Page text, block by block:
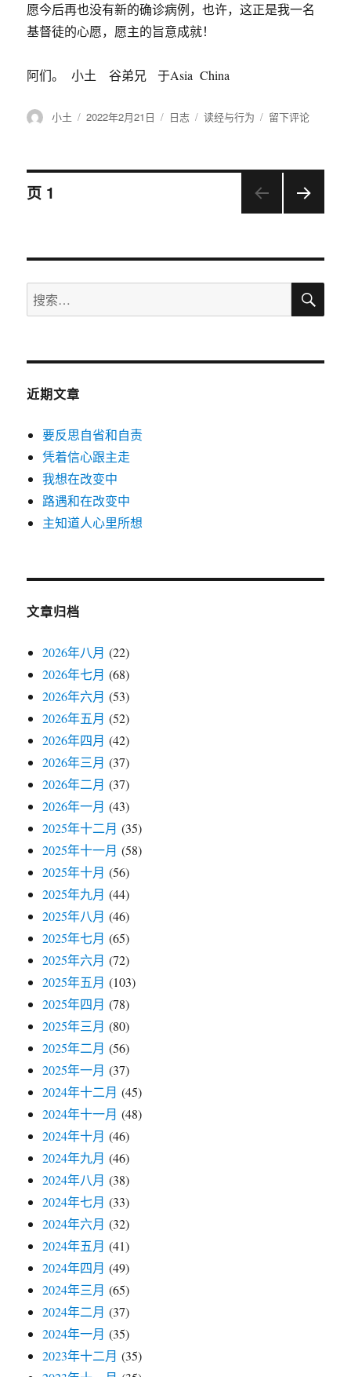
愿今后再也没有新的确诊病例，也许，这正是我一名
基督徒的心愿，愿主的旨意成就！
阿们。 小土 谷弟兄 于Asia China
作
小土
发
2022年2月21日
格
日志
分
读经与行为
于
的
留下评论
文
导
航
页 1
搜
索：
搜
近期文章
要反思自省和自责
凭着信心跟主走
我想在改变中
路遇和在改变中
主知道人心里所想
文章归档
2026年八月 (22)
2026年七月 (68)
2026年六月 (53)
2026年五月 (52)
2026年四月 (42)
2026年三月 (37)
2026年二月 (37)
2026年一月 (43)
2025年十二月 (35)
2025年十一月 (58)
2025年十月 (56)
2025年九月 (44)
2025年八月 (46)
2025年七月 (65)
2025年六月 (72)
2025年五月 (103)
2025年四月 (78)
2025年三月 (80)
2025年二月 (56)
2025年一月 (37)
2024年十二月 (45)
2024年十一月 (48)
2024年十月 (46)
2024年九月 (46)
2024年八月 (38)
2024年七月 (33)
2024年六月 (32)
2024年五月 (41)
2024年四月 (49)
2024年三月 (65)
2024年二月 (37)
2024年一月 (35)
2023年十二月 (35)